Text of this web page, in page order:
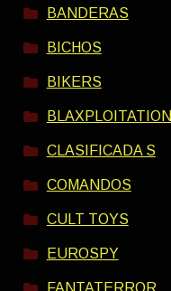
BANDERAS
BICHOS
BIKERS
BLAXPLOITATION
CLASIFICADA S
COMANDOS
CULT TOYS
EUROSPY
FANTATERROR